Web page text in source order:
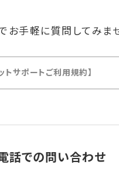
お手軽に質問してみま
ットサポートご利用規約】
話での問い合わせ